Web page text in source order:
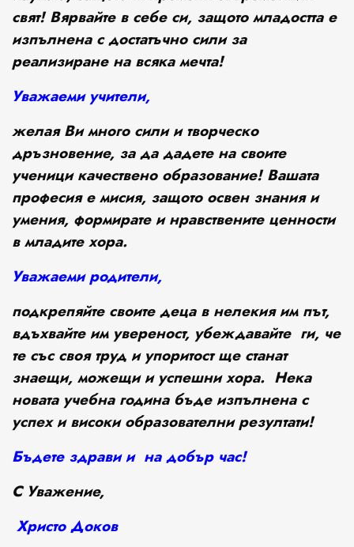
свят!Вярвайте в себе си, защото младостта е
изпълнена с достатъчно сили за
реализиране на всяка мечта!
Уважаеми учители,
желая Ви много сили и творческо
дръзновение, за да дадете на своите
ученици качествено образование! Вашата
професия е мисия, защото освен знания и
умения, формирате и нравствените ценности
в младите хора.
Уважаеми родители,
подкрепяйте своите деца в нелекия им път,
вдъхвайте им увереност, убеждавайте ги, че
те със своя труд и упоритост ще станат
знаещи, можещи и успешни хора. Нека
новата учебна година бъде изпълнена с
успехи високи образователни резултати!
Бъдете здрави и на добър час!
С Уважение,
Христо Доков